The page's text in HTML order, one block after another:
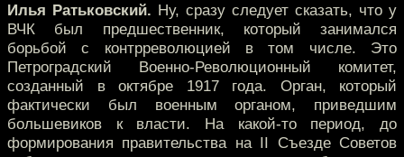
Илья Ратьковский. Ну, сразу следует сказать, что у
ВЧК был предшественник, который занимался
борьбой с контрреволюцией в том числе. Это
Петроградский Военно-Революционный комитет,
созданный в октябре 1917 года. Орган, который
фактически был военным органом, приведшим
большевиков к власти. На какой-то период, до
формирования правительства на II Съезде Советов